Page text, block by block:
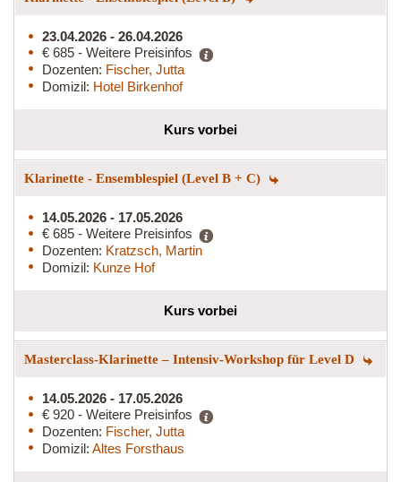
23.04.2026 - 26.04.2026
€ 685 - Weitere Preisinfos
Dozenten: Fischer, Jutta
Domizil: Hotel Birkenhof
Kurs vorbei
Klarinette - Ensemblespiel (Level B + C)
14.05.2026 - 17.05.2026
€ 685 - Weitere Preisinfos
Dozenten: Kratzsch, Martin
Domizil: Kunze Hof
Kurs vorbei
Masterclass-Klarinette – Intensiv-Workshop für Level D
14.05.2026 - 17.05.2026
€ 920 - Weitere Preisinfos
Dozenten: Fischer, Jutta
Domizil: Altes Forsthaus